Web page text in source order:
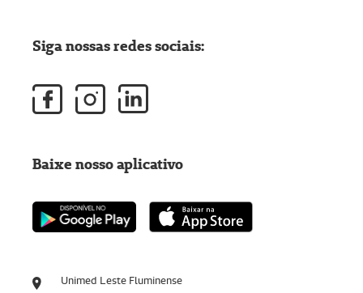
Unimed Leste Fluminense
Siga nossas redes sociais:
Baixe nosso aplicativo